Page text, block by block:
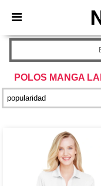
× App de
¡Mejores
POLOS MANGA